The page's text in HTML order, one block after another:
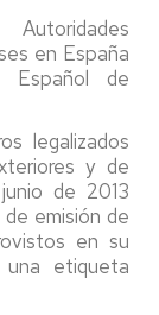
en España
Español de
legalizados
y de
de 2013
emisión de
en su
etiqueta